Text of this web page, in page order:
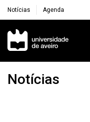
Notícias Agenda
Navegação
Notícias